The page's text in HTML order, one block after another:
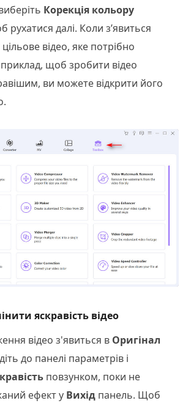
Корекція кольору
рухатися далі. Коли з’явиться
відео, яке потрібно
щоб зробити відео
ви можете відкрити його
яскравість відео
відео з'явиться в Оригінал
до панелі параметрів і
повзунком, поки не
ефект у Вихід панель. Щоб